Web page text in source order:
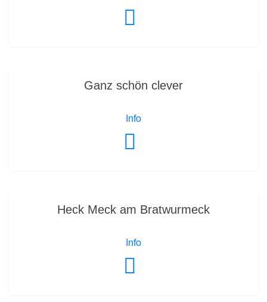
Ganz schön clever
Info
Heck Meck am Bratwurmeck
Info